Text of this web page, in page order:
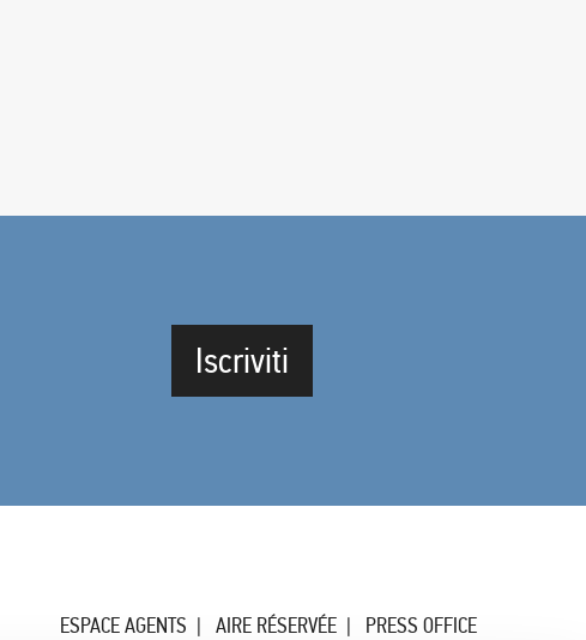
Iscriviti
ESPACE AGENTS AIRE RÉSERVÉE PRESS OFFICE